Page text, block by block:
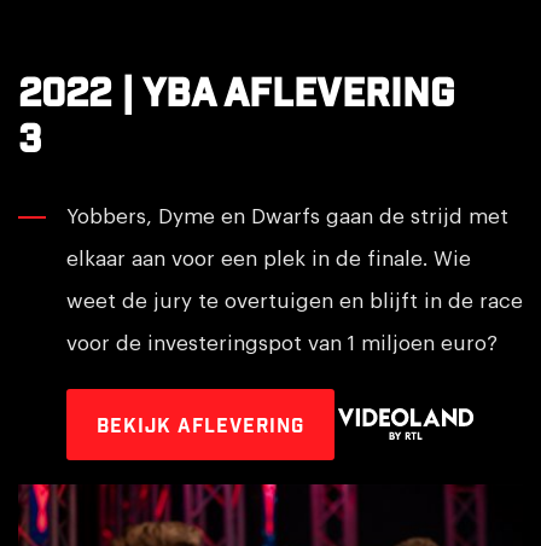
2022 | YBA AFLEVERING
3
Yobbers, Dyme en Dwarfs gaan de strijd met
elkaar aan voor een plek in de finale. Wie
weet de jury te overtuigen en blijft in de race
voor de investeringspot van 1 miljoen euro?
Bekijk aflevering